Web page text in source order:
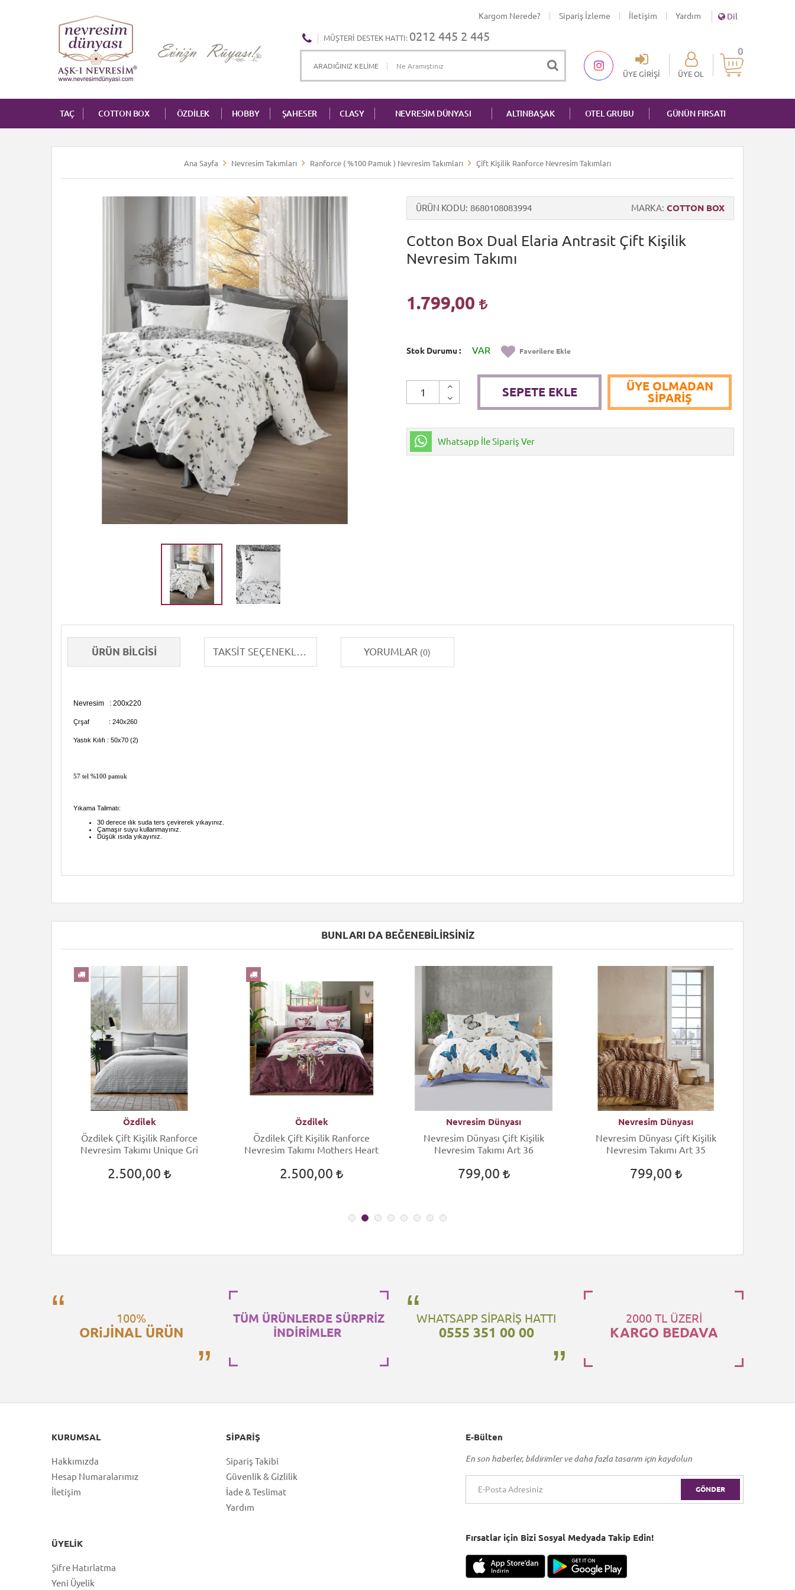
Kargom Nerede? Sipariş İzleme İletişim Yardım Dil
0
ÜYE GIRIŞI ÜYE OL
MÜŞTERI DESTEK HATTI: 0212 445 2 445
TAÇ COTTON BOX ÖZDİLEK HOBBY ŞAHESER CLASY NEVRESİM DÜNYASI ALTINBAŞAK OTEL GRUBU GÜNÜN FIRSATI
Ana Sayfa Nevresim Takımları Ranforce ( %100 Pamuk ) Nevresim Takımları Çift Kişilik Ranforce Nevresim Takımları
ÜRÜN KODU 8680108083994 MARKA COTTON BOX
Cotton Box Dual Elaria Antrasit Çift Kişilik
Nevresim Takımı
1.799,00
Stok Durumu VAR Favorilere Ekle
SEPETE EKLE
ÜYE OLMADAN
SIPARIŞ
Whatsapp İle Sipariş Ver
ÜRÜN BILGISI TAKSIT SEÇENEKLERI YORUMLAR (0)
Nevresim : 200x220
Çrşaf : 240x260
Yastık Kılıfı : 50x70 (2)
57 tel %100 pamuk
Yıkama Talimatı:
30 derece ılık suda ters çevirerek yıkayınız.
Çamaşır suyu kullanmayınız.
Düşük ısıda yıkayınız.
BUNLARI DA BEĞENEBILIRSINIZ
Özdilek
Özdilek Çift Kişilik Ranforce
Nevresim Takımı Unique Gri
2.500,00
Özdilek
Özdilek Çift Kişilik Ranforce
Nevresim Takımı Mothers Heart
2.500,00
Nevresim Dünyası
Nevresim Dünyası Çift Kişilik
Nevresim Takımı Art 36
799,00
Nevresim Dünyası
Nevresim Dünyası Çift Kişilik
Nevresim Takımı Art 35
799,00
100%
ORiJİNAL ÜRÜN
TÜM ÜRÜNLERDE SÜRPRİZ
İNDİRİMLER
WHATSAPP SİPARİŞ HATTI
0555 351 00 00
2000 TL ÜZERİ
KARGO BEDAVA
KURUMSAL
Hakkımızda
Hesap Numaralarımız
İletişim
SIPARIŞ
Sipariş Takibi
Güvenlik & Gizlilik
İade & Teslimat
Yardım
ÜYELIK
Şifre Hatırlatma
Yeni Üyelik
E-Bülten
En son haberler, bildirimler ve daha fazla tasarım için kaydolun
GÖNDER
Fırsatlar için Bizi Sosyal Medyada Takip Edin!